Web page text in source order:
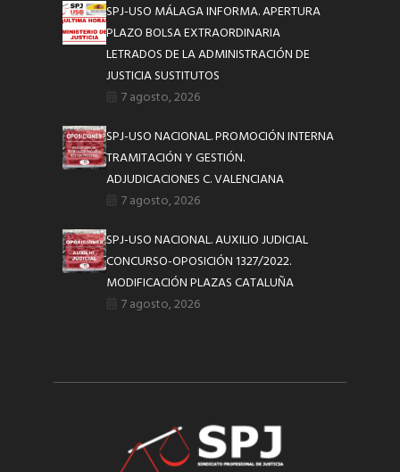
SPJ-USO MÁLAGA INFORMA. APERTURA
PLAZO BOLSA EXTRAORDINARIA
LETRADOS DE LA ADMINISTRACIÓN DE
JUSTICIA SUSTITUTOS
7 agosto, 2026
SPJ-USO NACIONAL. PROMOCIÓN INTERNA
TRAMITACIÓN Y GESTIÓN.
ADJUDICACIONES C. VALENCIANA
7 agosto, 2026
SPJ-USO NACIONAL. AUXILIO JUDICIAL
CONCURSO-OPOSICIÓN 1327/2022.
MODIFICACIÓN PLAZAS CATALUÑA
7 agosto, 2026